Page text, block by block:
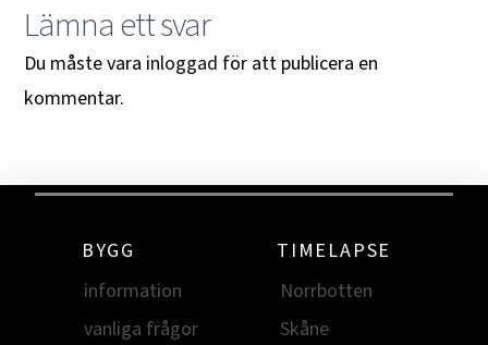
Lämna ett svar
Du måste vara inloggad för att publicera en
kommentar.
BYGG
information
vanliga frågor
TIMELAPSE
Norrbotten
Skåne